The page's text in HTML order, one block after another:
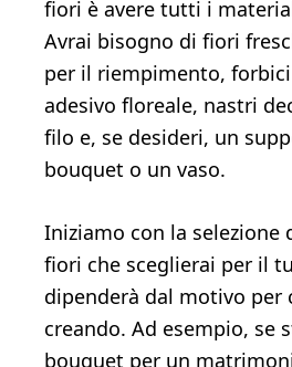
fiori è avere tutti i
Avrai bisogno di fiori
per il riempimento,
adesivo floreale, nastri
filo e, se desideri, un
bouquet o un vaso.
Iniziamo con la
fiori che sceglierai per il
dipenderà dal motivo per
creando. Ad esempio, se
bouquet per un